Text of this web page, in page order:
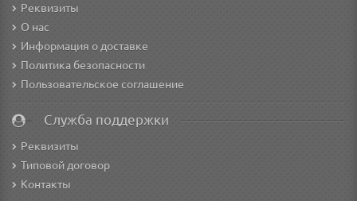
Реквизиты
О нас
Информация о доставке
Политика безопасности
Пользовательское соглашение
Служба поддержки
Реквизиты
Типовой договор
Контакты